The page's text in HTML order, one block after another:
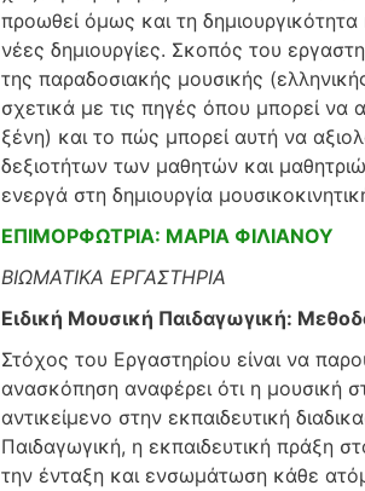
προωθεί όμως και τη
νέες δημιουργίες. Σκοπός του
της παραδοσιακής μουσικής
σχετικά με τις πηγές όπου μπορεί να
ξένη) και το πώς μπορεί αυτή να
δεξιοτήτων των μαθητών και
ενεργά στη δημιουργία
ΕΠΙΜΟΡΦΩΤΡΙΑ: ΜΑΡΙΑ ΦΙΛΙΑΝΟΥ
ΒΙΩΜΑΤΙΚΑ ΕΡΓΑΣΤΗΡΙΑ
Ειδική Μουσική Παιδαγωγική:
Στόχος του Εργαστηρίου είναι να
ανασκόπηση αναφέρει ότι η μουσική
αντικείμενο στην εκπαιδευτική
Παιδαγωγική, η εκπαιδευτική πράξη
την ένταξη και ενσωμάτωση κάθε